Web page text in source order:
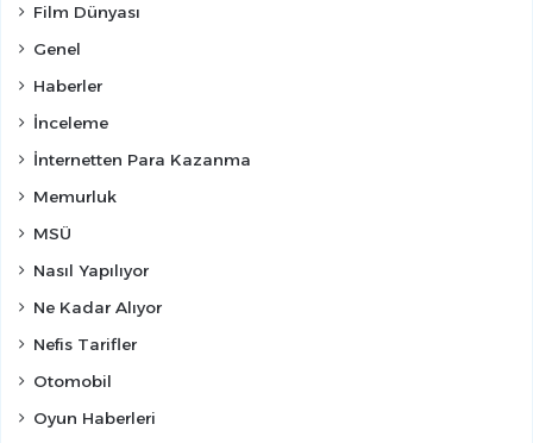
Film Dünyası
Genel
Haberler
İnceleme
İnternetten Para Kazanma
Memurluk
MSÜ
Nasıl Yapılıyor
Ne Kadar Alıyor
Nefis Tarifler
Otomobil
Oyun Haberleri